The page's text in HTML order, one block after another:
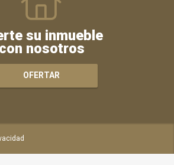
su inmueble
con nosotros
OFERTAR